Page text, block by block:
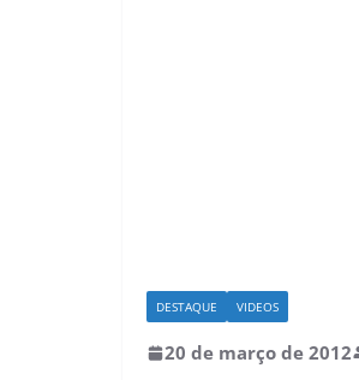
DESTAQUE VIDEOS
20 de março de 2012